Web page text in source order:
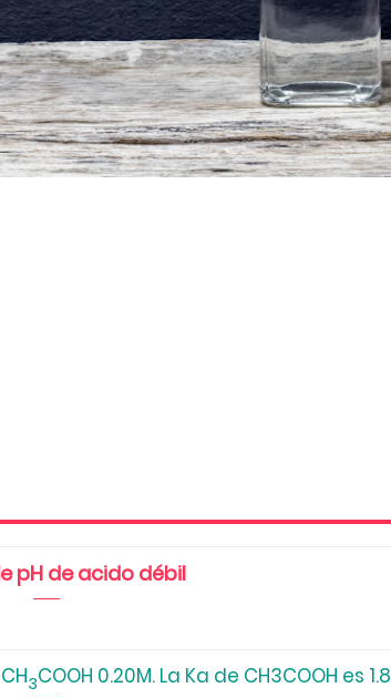
pH de acido débil
3COOH 0.20M. La Ka de CH3COOH es